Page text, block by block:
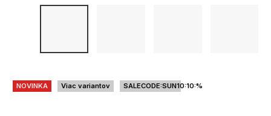
NOVINKA Viac variantov SALECODE:SUN10:10:%